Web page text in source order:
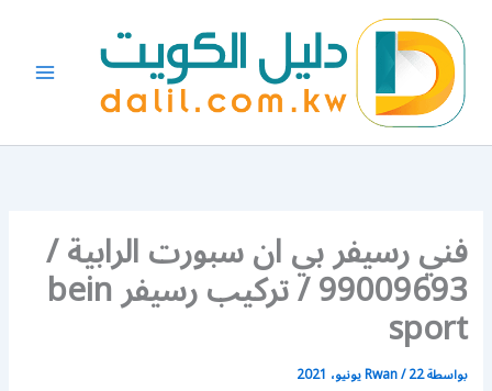
المحتوى
فني رسيفر بي ان سبورت الرابية /
99009693 / تركيب رسيفر bein
sport
بواسطة Rwan/22 يونيو، 2021